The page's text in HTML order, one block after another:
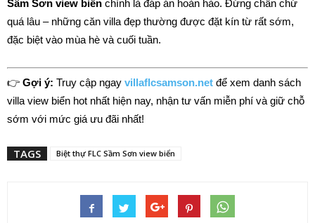
Sầm Sơn view biển chính là đáp án hoàn hảo. Đừng chần chừ
quá lâu – những căn villa đẹp thường được đặt kín từ rất sớm,
đặc biệt vào mùa hè và cuối tuần.
👉 Gợi ý: Truy cập ngay villaflcsamson.net để xem danh sách
villa view biển hot nhất hiện nay, nhận tư vấn miễn phí và giữ chỗ
sớm với mức giá ưu đãi nhất!
TAGS Biệt thự FLC Sầm Sơn view biển